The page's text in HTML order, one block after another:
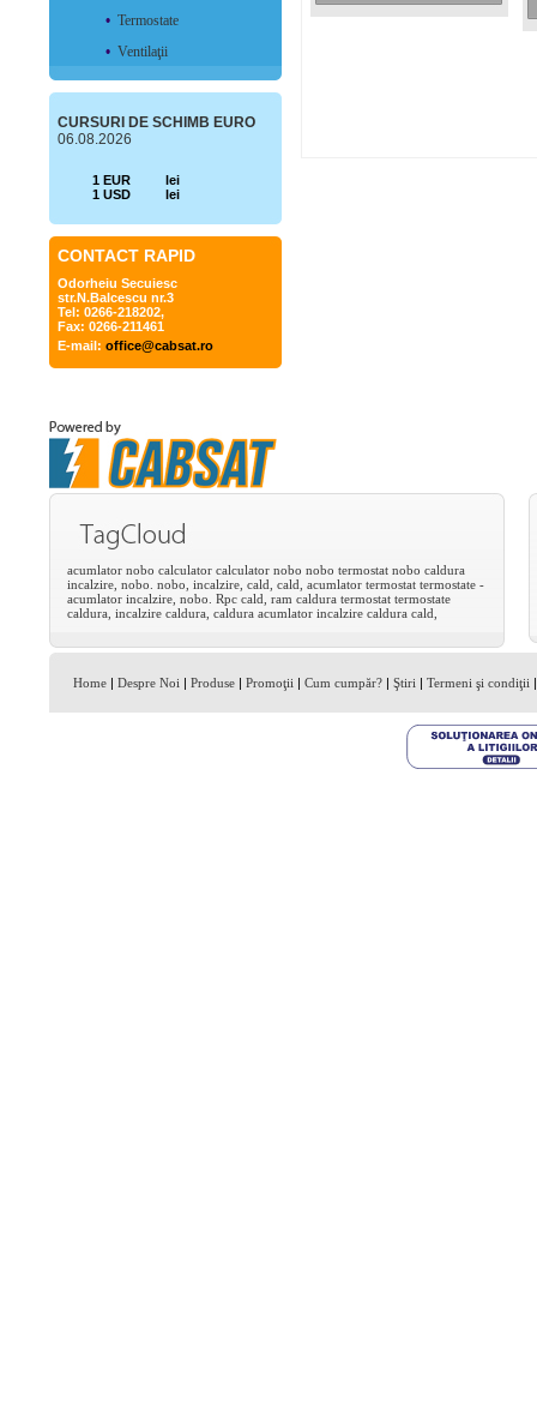
• Termostate
• Ventilaţii
CURSURI DE SCHIMB EURO
06.08.2026
1 EUR
lei
1 USD
lei
CONTACT RAPID
Odorheiu Secuiesc
str.N.Balcescu nr.3
Tel: 0266-218202,
Fax: 0266-211461
E-mail: office@cabsat.ro
acumlator nobo calculator calculator nobo nobo termostat nobo caldura
incalzire, nobo. nobo, incalzire, cald, cald, acumlator termostat termostate -
acumlator incalzire, nobo. Rpc cald, ram caldura termostat termostate
caldura, incalzire caldura, caldura acumlator incalzire caldura cald,
Home| Despre Noi | Produse| Promoţii | Cum cumpăr?| Ştiri | Termeni şi condiţii